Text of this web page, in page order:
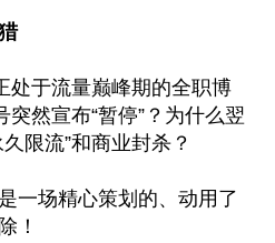
处于流量巅峰期的全职博
然宣布“暂停”？为什么翌
限流”和商业封杀？
一场精心策划的、动用了
！